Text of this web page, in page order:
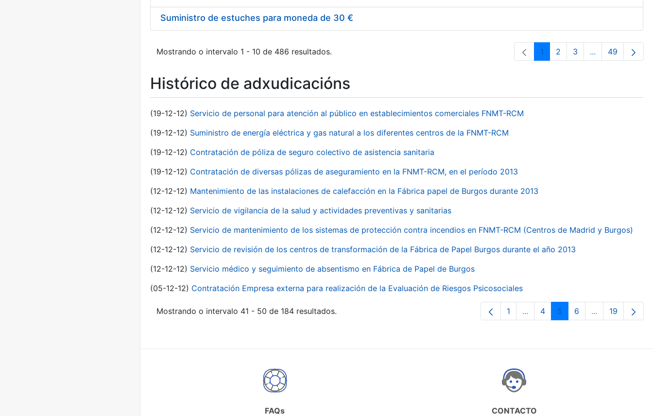
Suministro de estuches para moneda de 30 €
Mostrando o intervalo 1 - 10 de 486 resultados. Páxina
1 Páxina
2 Páxina
3 ...PáxinasPáxina
49
Histórico de adxudicacións
(19-12-12) Servicio de personal para atención al público en establecimientos comerciales FNMT-RCM
(19-12-12) Suministro de energía eléctrica y gas natural a los diferentes centros de la FNMT-RCM
(19-12-12) Contratación de póliza de seguro colectivo de asistencia sanitaria
(19-12-12) Contratación de diversas pólizas de aseguramiento en la FNMT-RCM, en el período 2013
(12-12-12) Mantenimiento de las instalaciones de calefacción en la Fábrica papel de Burgos durante 2013
(12-12-12) Servicio de vigilancia de la salud y actividades preventivas y sanitarias
(12-12-12) Servicio de mantenimiento de los sistemas de protección contra incendios en FNMT-RCM (Centros de Madrid y Burgos)
(12-12-12) Servicio de revisión de los centros de transformación de la Fábrica de Papel Burgos durante el año 2013
(12-12-12) Servicio médico y seguimiento de absentismo en Fábrica de Papel de Burgos
(05-12-12) Contratación Empresa externa para realización de la Evaluación de Riesgos Psicosociales
Mostrando o intervalo 41 - 50 de 184 resultados. Páxina
1 ...Páxinas intermedias Use pestaña
Páxina
4 Páxina
5 Páxina
6 ...PáxinasPáxina
19
FAQs
CONTACTO